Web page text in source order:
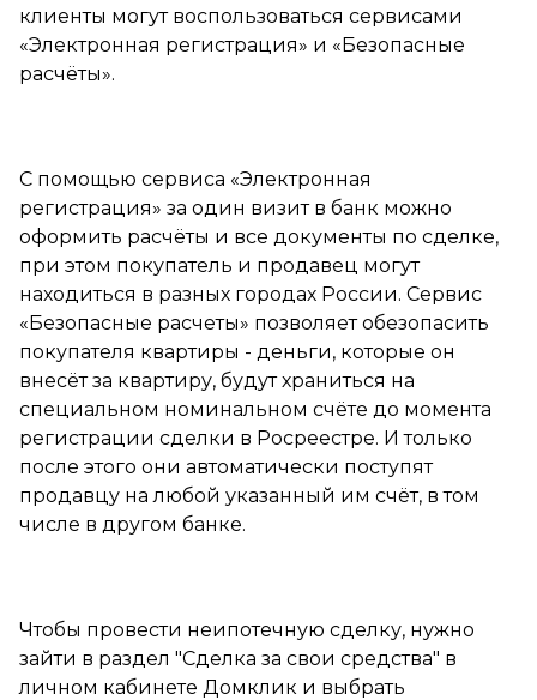
клиенты могут воспользоваться сервисами
«Электронная регистрация» и «Безопасные
расчёты».
С помощью сервиса «Электронная
регистрация» за один визит в банк можно
оформить расчёты и все документы по сделке,
при этом покупатель и продавец могут
находиться в разных городах России. Сервис
«Безопасные расчеты» позволяет обезопасить
покупателя квартиры - деньги, которые он
внесёт за квартиру, будут храниться на
специальном номинальном счёте до момента
регистрации сделки в Росреестре. И только
после этого они автоматически поступят
продавцу на любой указанный им счёт, в том
числе в другом банке.
Чтобы провести неипотечную сделку, нужно
зайти в раздел "Сделка за свои средства" в
личном кабинете Домклик и выбрать